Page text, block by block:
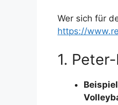
Wer sich für
https://
1.